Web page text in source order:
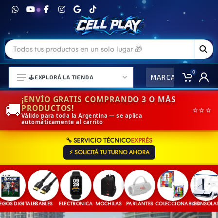
⌚ELECTRONICA Y ACCESORIOS
⛓️ACCESORIOS DE MODA💍
🎒MOCHILAS Y MAS👝
🎧AURICULARES URBANOS🎧
🎮CONSOLAS Y VIDEOJUEGOS
🎵PARLANTES BLUETOOTH🎵
🕹️EXPLORÁ LA TIENDA MARCAS
0
🚚¡ENVÍO GRATIS COMPRANDO 3 O MÁS
PRODUCTOS!
Válido para toda la Argentina — se aplica
automáticamente al carrito
⭐⭐⭐
🔧 SERVICIO TÉCNICOEXPRÉS
⚡ SOLICITÁ TU TURNO AHORA
DIGITALESCABLES ELECTRONICA MOCHILAS PARLANTES COLECCIONABLESCONSOLAS